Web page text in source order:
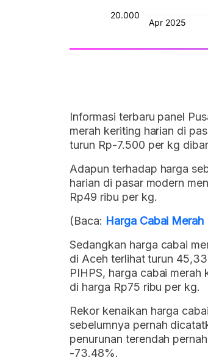
Informasi terbaru panel
merah keriting harian di
turun Rp-7.500 per kg
Adapun terhadap harga
harian di pasar modern
Rp49 ribu per kg.
(Baca: Harga Cabai
Sedangkan harga cabai
di Aceh terlihat turun
PIHPS, harga cabai
di harga Rp75 ribu per kg.
Rekor kenaikan harga
sebelumnya pernah
penurunan terendah
-73.48%.